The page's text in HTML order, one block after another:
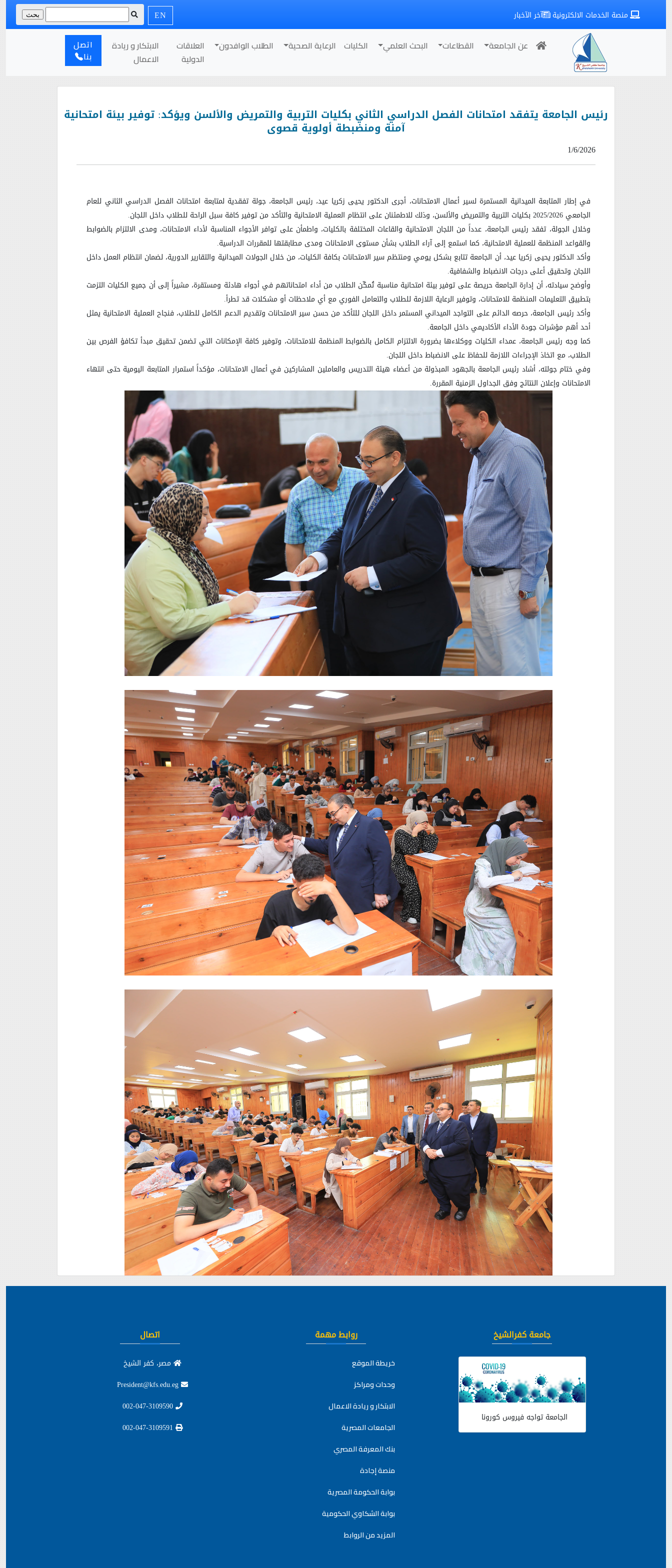
آخر الآخبار منصة الخدمات الالكترونية EN
عن الجامعة القطاعات البحث العلمي الكليات الرعاية الصحية الطلاب الوافدون
العلاقات
الدولية
الابتكار و ريادة
الاعمال
اتصل
بنا
رئيس الجامعة يتفقد امتحانات الفصل الدراسي الثاني بكليات التربية والتمريض والألسن ويؤكد: توفير بيئة امتحانية
آمنة ومنضبطة أولوية قصوى
1/6/2026
في إطار المتابعة الميدانية المستمرة لسير أعمال الامتحانات، أجرى الدكتور يحيى زكريا عيد، رئيس الجامعة، جولة تفقدية لمتابعة امتحانات الفصل الدراسي الثاني للعام
الجامعي 2025/2026 بكليات التربية والتمريض والألسن، وذلك للاطمئنان على انتظام العملية الامتحانية والتأكد من توفير كافة سبل الراحة للطلاب داخل اللجان.
وخلال الجولة، تفقد رئيس الجامعة، عدداً من اللجان الامتحانية والقاعات المختلفة بالكليات، واطمأن على توافر الأجواء المناسبة لأداء الامتحانات، ومدى الالتزام بالضوابط
والقواعد المنظمة للعملية الامتحانية، كما استمع إلى آراء الطلاب بشأن مستوى الامتحانات ومدى مطابقتها للمقررات الدراسية.
وأكد الدكتور يحيى زكريا عيد، أن الجامعة تتابع بشكل يومي ومنتظم سير الامتحانات بكافة الكليات، من خلال الجولات الميدانية والتقارير الدورية، لضمان انتظام العمل داخل
اللجان وتحقيق أعلى درجات الانضباط والشفافية.
وأوضح سيادته، أن إدارة الجامعة حريصة على توفير بيئة امتحانية مناسبة تُمكّن الطلاب من أداء امتحاناتهم في أجواء هادئة ومستقرة، مشيراً إلى أن جميع الكليات التزمت
بتطبيق التعليمات المنظمة للامتحانات، وتوفير الرعاية اللازمة للطلاب والتعامل الفوري مع أي ملاحظات أو مشكلات قد تطرأ.
وأكد رئيس الجامعة، حرصه الدائم على التواجد الميداني المستمر داخل اللجان للتأكد من حسن سير الامتحانات وتقديم الدعم الكامل للطلاب، فنجاح العملية الامتحانية يمثل
أحد أهم مؤشرات جودة الأداء الأكاديمي داخل الجامعة.
كما وجه رئيس الجامعة، عمداء الكليات ووكلاءها بضرورة الالتزام الكامل بالضوابط المنظمة للامتحانات، وتوفير كافة الإمكانات التي تضمن تحقيق مبدأ تكافؤ الفرص بين
الطلاب، مع اتخاذ الإجراءات اللازمة للحفاظ على الانضباط داخل اللجان.
وفي ختام جولته، أشاد رئيس الجامعة بالجهود المبذولة من أعضاء هيئة التدريس والعاملين المشاركين في أعمال الامتحانات، مؤكداً استمرار المتابعة اليومية حتى انتهاء
الامتحانات وإعلان النتائج وفق الجداول الزمنية المقررة.
جامعة كفرالشيخ
الجامعة تواجه فيروس كورونا
روابط مهمة
خريطة الموقع
وحدات ومراكز
الابتكار و ريادة الاعمال
الجامعات المصرية
بنك المعرفة المصري
منصة إجادة
بوابة الحكومة المصرية
بوابة الشكاوي الحكومية
المزيد من الروابط
اتصال
مصر، كفر الشيخ